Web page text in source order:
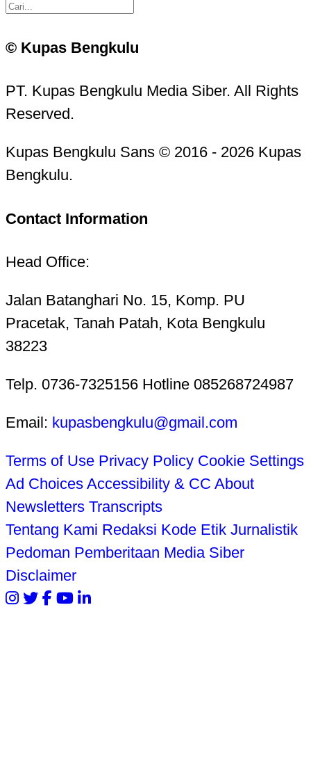
© Kupas Bengkulu
PT. Kupas Bengkulu Media Siber. All Rights
Reserved.
Kupas Bengkulu Sans © 2016 - 2026 Kupas
Bengkulu.
Contact Information
Head Office:
Jalan Batanghari No. 15, Komp. PU
Pracetak, Tanah Patah, Kota Bengkulu
38223
Telp. 0736-7325156 Hotline 085268724987
Email: kupasbengkulu@gmail.com
Terms of Use Privacy Policy Cookie Settings
Ad Choices Accessibility & CC About
Newsletters Transcripts
Tentang Kami Redaksi Kode Etik Jurnalistik
Pedoman Pemberitaan Media Siber
Disclaimer